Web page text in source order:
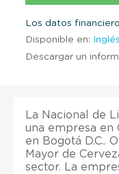
Los datos
Disponible en: Inglés
Descargar un
La Nacional de
una empresa en
en Bogotá D.C..
Mayor de
sector. La